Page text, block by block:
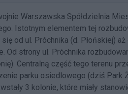
Warszawska Spółdzielnia
Istotnym elementem tej
się od ul. Próchnika (d. Płońskiej)
Od strony ul. Próchnika
Centralną część tego terenu
parku osiedlowego (dziś Park
3 kolonie, które miały